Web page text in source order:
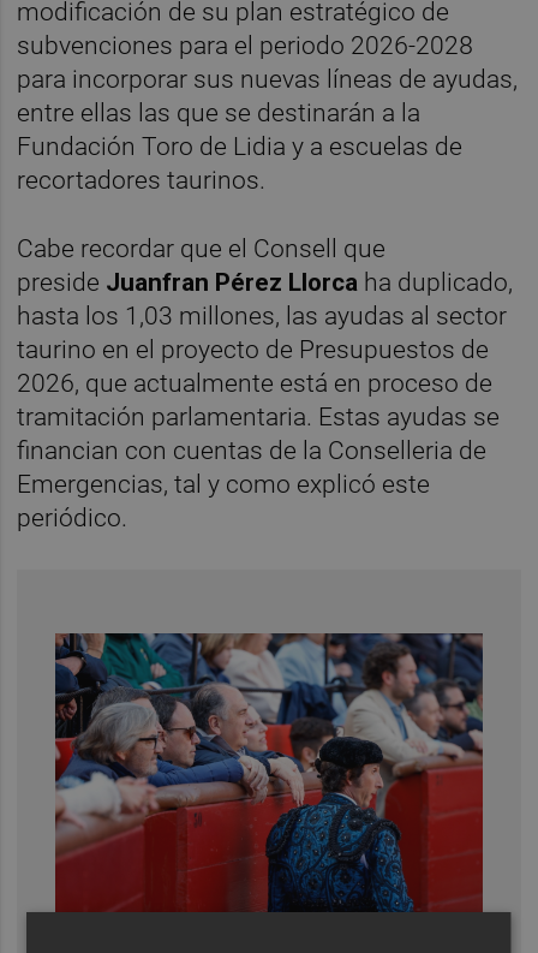
modificación de su plan estratégico de
subvenciones para el periodo 2026-2028
para incorporar sus nuevas líneas de ayudas,
entre ellas las que se destinarán a la
Fundación Toro de Lidia y a escuelas de
recortadores taurinos.
Cabe recordar que el Consell que
preside Juanfran Pérez Llorca ha duplicado,
hasta los 1,03 millones, las ayudas al sector
taurino en el proyecto de Presupuestos de
2026, que actualmente está en proceso de
tramitación parlamentaria. Estas ayudas se
financian con cuentas de la Conselleria de
Emergencias, tal y como explicó este
periódico.